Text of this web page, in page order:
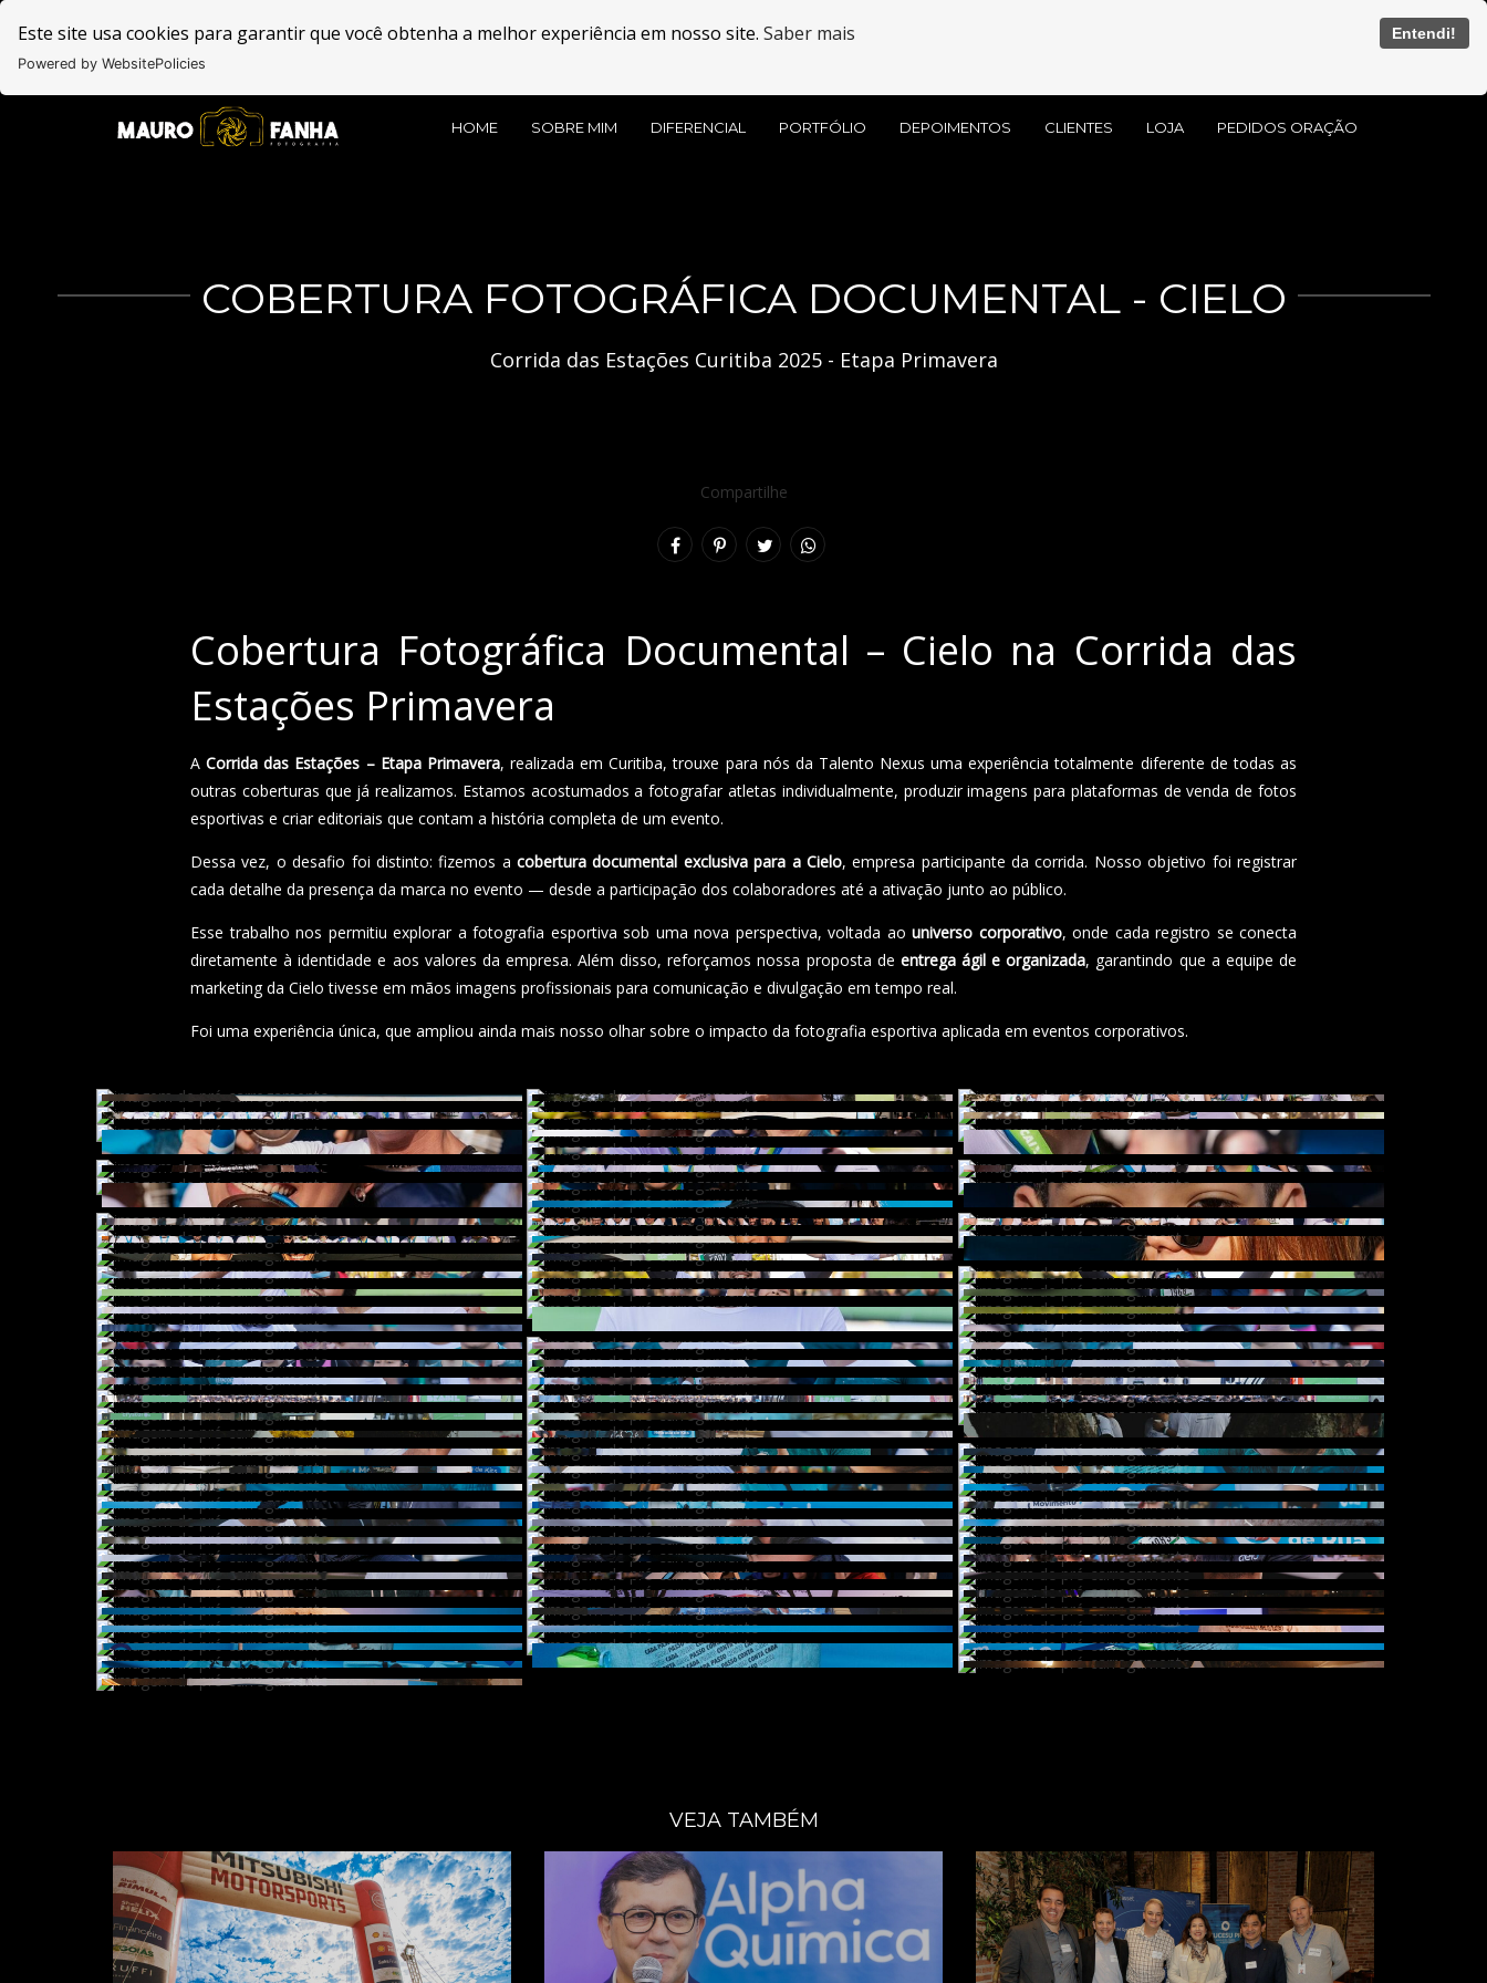
Este site usa cookies para garantir que você obtenha a melhor experiência em nosso site. Saber mais Entendi!
Powered by WebsitePolicies
HOME SOBRE MIM DIFERENCIAL PORTFÓLIO DEPOIMENTOS CLIENTES LOJA PEDIDOS ORAÇÃO
COBERTURA FOTOGRÁFICA DOCUMENTAL - CIELO
Corrida das Estações Curitiba 2025 - Etapa Primavera
Compartilhe
Cobertura Fotográfica Documental – Cielo na Corrida das
Estações Primavera
ACorrida das Estações – Etapa Primavera, realizada em Curitiba, trouxe para nós da Talento Nexus uma experiência totalmente diferente de todas as
outras coberturas que já realizamos. Estamos acostumados a fotografar atletas individualmente, produzir imagens para plataformas de venda de fotos
esportivas e criar editoriais que contam a história completa de um evento.
Dessa vez, o desafio foi distinto: fizemos acobertura documental exclusiva para a Cielo, empresa participante da corrida. Nosso objetivo foi registrar
cada detalhe da presença da marca no evento — desde a participação dos colaboradores até a ativação junto ao público.
Esse trabalho nos permitiu explorar a fotografia esportiva sob uma nova perspectiva, voltada ao universo corporativo, onde cada registro se conecta
diretamente à identidade e aos valores da empresa. Além disso, reforçamos nossa proposta de entrega ágil e organizada, garantindo que a equipe de
marketing da Cielo tivesse em mãos imagens profissionais para comunicação e divulgação em tempo real.
Foi uma experiência única, que ampliou ainda mais nosso olhar sobre o impacto da fotografia esportiva aplicada em eventos corporativos.
VEJA TAMBÉM